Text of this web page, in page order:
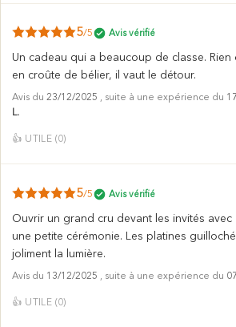
5/5 Avis vérifié
Un cadeau qui a beaucoup de classe.
en croûte de bélier, il vaut le détour.
Avis du 23/12/2025 , suite à une expérience du
L.
👍 UTILE (0)
5/5 Avis vérifié
Ouvrir un grand cru devant les invités avec
une petite cérémonie. Les platines
joliment la lumière.
Avis du 13/12/2025 , suite à une expérience du
👍 UTILE (0)